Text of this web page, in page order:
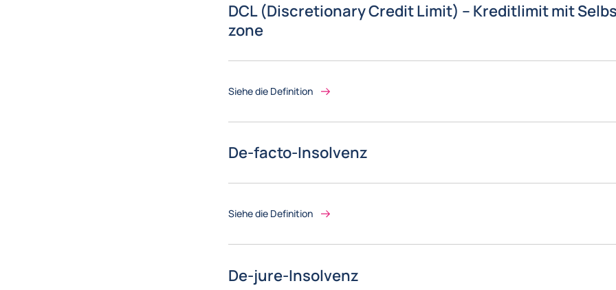
DCL (Discretionary Credit Limit) – Kreditlimit mit
zone
Siehe die Definition
De-facto-Insolvenz
Siehe die Definition
De-jure-Insolvenz